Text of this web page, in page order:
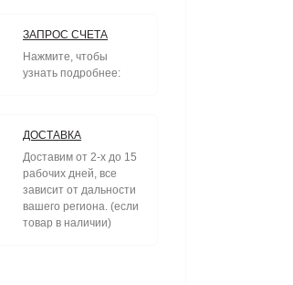
ЗАПРОС СЧЕТА
Нажмите, чтобы
узнать подробнее:
ДОСТАВКА
Доставим от 2-х до 15
рабочих дней, все
зависит от дальности
вашего региона. (если
товар в наличии)